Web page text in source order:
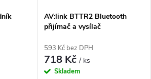
AV:link BTTR2 Bluetooth
přijímač a vysílač
593 Kč bez DPH
718 Kč/ ks
Skladem